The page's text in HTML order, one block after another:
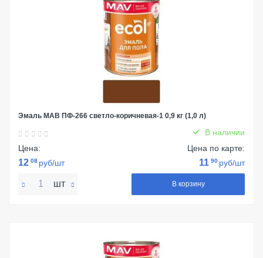
Эмаль МАВ ПФ-266 светло-коричневая-1 0,9 кг (1,0 л)
В наличии
Цена:
12 08 руб/шт
Цена по карте:
11 90 руб/шт
шт В корзину